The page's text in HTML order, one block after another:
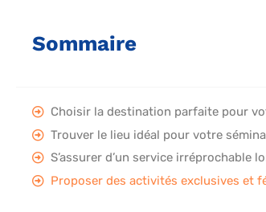
Sommaire
Choisir la destination parfaite pour
Trouver le lieu idéal pour votre
S’assurer d’un service irréprochable
Proposer des activités exclusives et